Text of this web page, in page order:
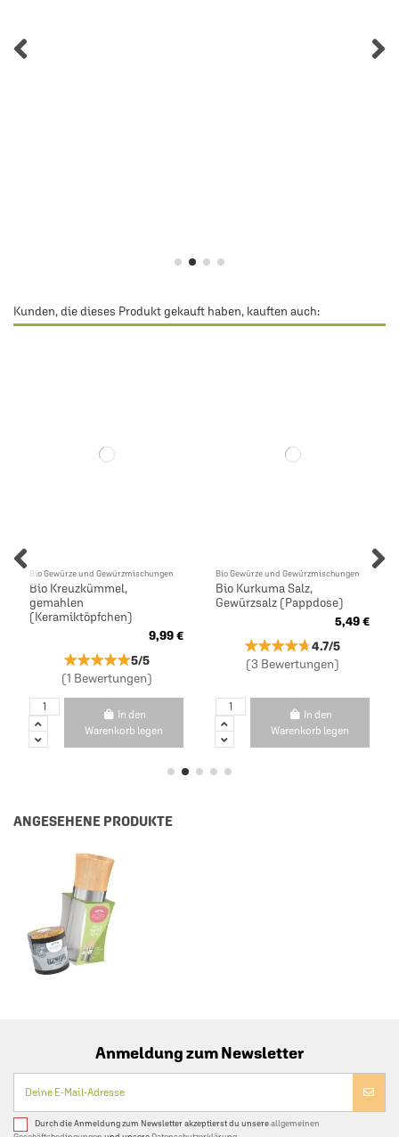
Kunden, die dieses Produkt gekauft haben, kauften auch:
Bio Gewürze und Gewürzmischungen
Bio Kreuzkümmel,
gemahlen
(Keramiktöpfchen)
9,99 €
★★★★★
★★★★★5/5
(1 Bewertungen)
In den
Warenkorb legen
Bio Gewürze und Gewürzmischungen
Bio Kurkuma Salz,
Gewürzsalz (Pappdose)
5,49 €
★★★★★
★★★★★4.7/5
(3 Bewertungen)
In den
Warenkorb legen
ANGESEHENE PRODUKTE
Anmeldung zum Newsletter
Durch die Anmeldung zum Newsletter akzeptierst du unsereallgemeinen